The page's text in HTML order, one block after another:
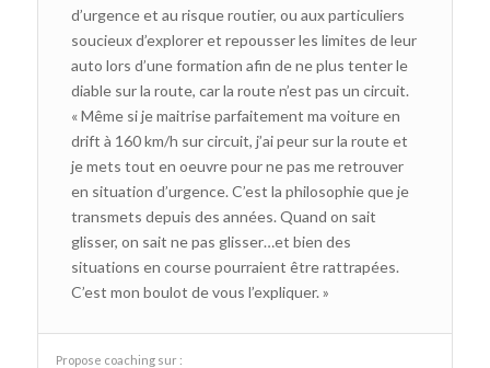
d’urgence et au risque routier, ou aux particuliers
soucieux d’explorer et repousser les limites de leur
auto lors d’une formation afin de ne plus tenter le
diable sur la route, car la route n’est pas un circuit.
« Même si je maitrise parfaitement ma voiture en
drift à 160 km/h sur circuit, j’ai peur sur la route et
je mets tout en oeuvre pour ne pas me retrouver
en situation d’urgence. C’est la philosophie que je
transmets depuis des années. Quand on sait
glisser, on sait ne pas glisser…et bien des
situations en course pourraient être rattrapées.
C’est mon boulot de vous l’expliquer. »
Propose coaching sur :